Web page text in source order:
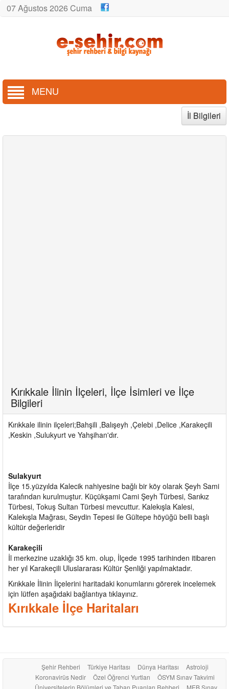
07 Ağustos 2026 Cuma
MENU
İl Bilgileri
Kırıkkale İlinin İlçeleri, İlçe İsimleri ve İlçe
Bilgileri
Kırıkkale ilinin ilçeleri;Bahşili ,Balışeyh ,Çelebi ,Delice ,Karakeçili
,Keskin ,Sulukyurt ve Yahşihan'dır.
Sulakyurt
İlçe 15.yüzyılda Kalecik nahiyesine bağlı bir köy olarak Şeyh Sami
tarafından kurulmuştur. Küçükşami Cami Şeyh Türbesi, Sarıkız
Türbesi, Tokuş Sultan Türbesi mevcuttur. Kalekışla Kalesi,
Kalekışla Mağrası, Seydin Tepesi ile Gültepe höyüğü belli başlı
kültür değerleridir
Karakeçili
İl merkezine uzaklığı 35 km. olup, İlçede 1995 tarihinden itibaren
her yıl Karakeçili Uluslararası Kültür Şenliği yapılmaktadır.
Kırıkkale İlinin İlçelerini haritadaki konumlarını görerek incelemek
için lütfen aşağıdaki bağlantıya tıklayınız.
Kırıkkale İlçe Haritaları
Şehir Rehberi Türkiye Haritası Dünya Haritası
Astroloji
Koronavirüs Nedir
Özel Öğrenci Yurtları
ÖSYM Sınav Takvimi
Üniversitelerin Bölümleri ve Taban Puanları Rehberi
MEB Sınav